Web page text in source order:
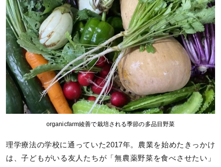
organicfarm綾善で栽培される季節の多品目野菜
理学療法の学校に通っていた2017年。農業を始めたきっかけ
は、子どもがいる友人たちが「無農薬野菜を食べさせたい」